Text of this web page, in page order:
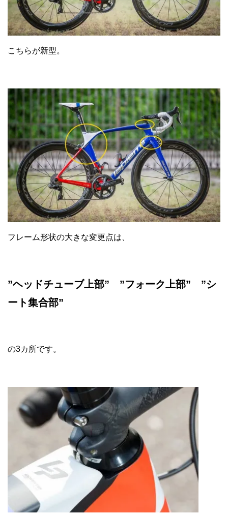
こちらが新型。
フレーム形状の大きな変更点は、
”ヘッドチューブ上部” ”フォーク上部” ”シ
ート集合部”
の3カ所です。